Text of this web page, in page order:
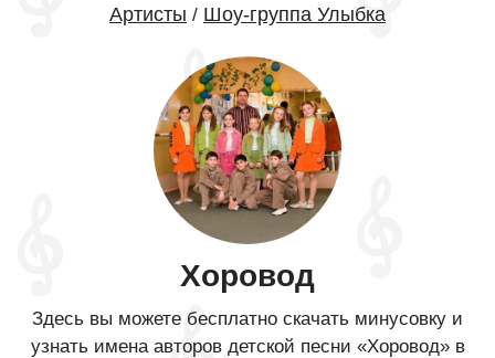
Артисты / Шоу-группа Улыбка
Хоровод
Здесь вы можете бесплатно скачать минусовку и
узнать имена авторов детской песни «Хоровод» в